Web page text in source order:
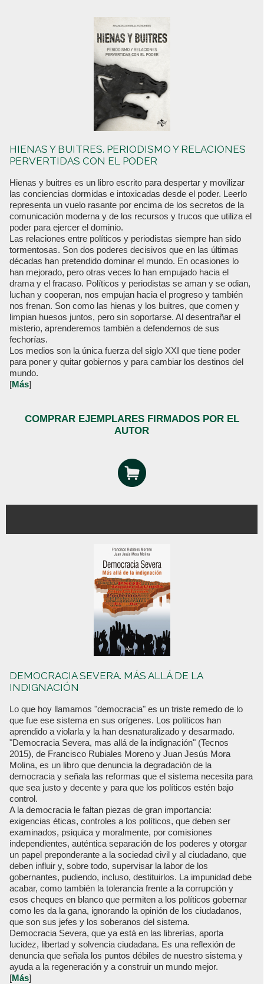
HIENAS Y BUITRES. PERIODISMO Y RELACIONES
PERVERTIDAS CON EL PODER
Hienas y buitres es un libro escrito para despertar y movilizar
las conciencias dormidas e intoxicadas desde el poder. Leerlo
representa un vuelo rasante por encima de los secretos de la
comunicación moderna y de los recursos y trucos que utiliza el
poder para ejercer el dominio.
Las relaciones entre políticos y periodistas siempre han sido
tormentosas. Son dos poderes decisivos que en las últimas
décadas han pretendido dominar el mundo. En ocasiones lo
han mejorado, pero otras veces lo han empujado hacia el
drama y el fracaso. Políticos y periodistas se aman y se odian,
luchan y cooperan, nos empujan hacia el progreso y también
nos frenan. Son como las hienas y los buitres, que comen y
limpian huesos juntos, pero sin soportarse. Al desentrañar el
misterio, aprenderemos también a defendernos de sus
fechorías.
Los medios son la única fuerza del siglo XXI que tiene poder
para poner y quitar gobiernos y para cambiar los destinos del
mundo.
[Más]
COMPRAR EJEMPLARES FIRMADOS POR EL
AUTOR
DEMOCRACIA SEVERA. MÁS ALLÁ DE LA
INDIGNACIÓN
Lo que hoy llamamos "democracia" es un triste remedo de lo
que fue ese sistema en sus orígenes. Los políticos han
aprendido a violarla y la han desnaturalizado y desarmado.
"Democracia Severa, mas allá de la indignación" (Tecnos
2015), de Francisco Rubiales Moreno y Juan Jesús Mora
Molina, es un libro que denuncia la degradación de la
democracia y señala las reformas que el sistema necesita para
que sea justo y decente y para que los políticos estén bajo
control.
A la democracia le faltan piezas de gran importancia:
exigencias éticas, controles a los políticos, que deben ser
examinados, psiquica y moralmente, por comisiones
independientes, auténtica separación de los poderes y otorgar
un papel preponderante a la sociedad civil y al ciudadano, que
deben influir y, sobre todo, supervisar la labor de los
gobernantes, pudiendo, incluso, destituirlos. La impunidad debe
acabar, como también la tolerancia frente a la corrupción y
esos cheques en blanco que permiten a los políticos gobernar
como les da la gana, ignorando la opinión de los ciudadanos,
que son sus jefes y los soberanos del sistema.
Democracia Severa, que ya está en las librerías, aporta
lucidez, libertad y solvencia ciudadana. Es una reflexión de
denuncia que señala los puntos débiles de nuestro sistema y
ayuda a la regeneración y a construir un mundo mejor.
[Más]